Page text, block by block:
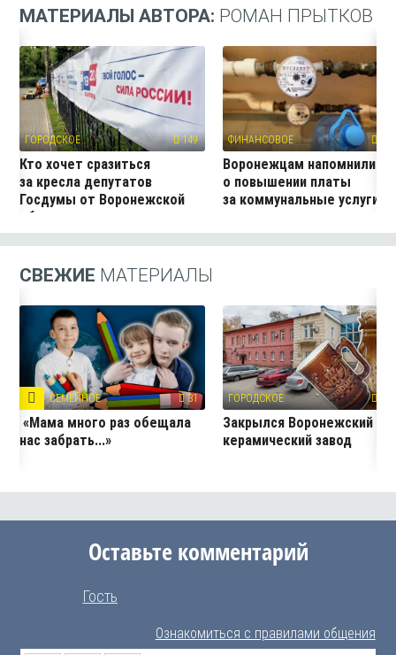
МАТЕРИАЛЫ АВТОРА: РОМАН ПРЫТКОВ
ГОРОДСКОЕ 149
Кто хочет сразиться
за кресла депутатов
Госдумы от Воронежской
области
ФИНАНСОВОЕ
Воронежцам напомнили
о повышении платы
за коммунальные услуги
СВЕЖИЕ МАТЕРИАЛЫ
СЕМЕЙНОЕ 31
«Мама много раз обещала
нас забрать...»
ГОРОДСКОЕ
Закрылся Воронежский
керамический завод
Оставьте комментарий
Гость
Ознакомиться с правилами общения